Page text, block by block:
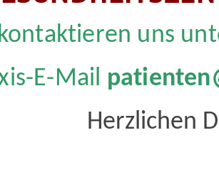
uns
E-Mail
Herzlichen